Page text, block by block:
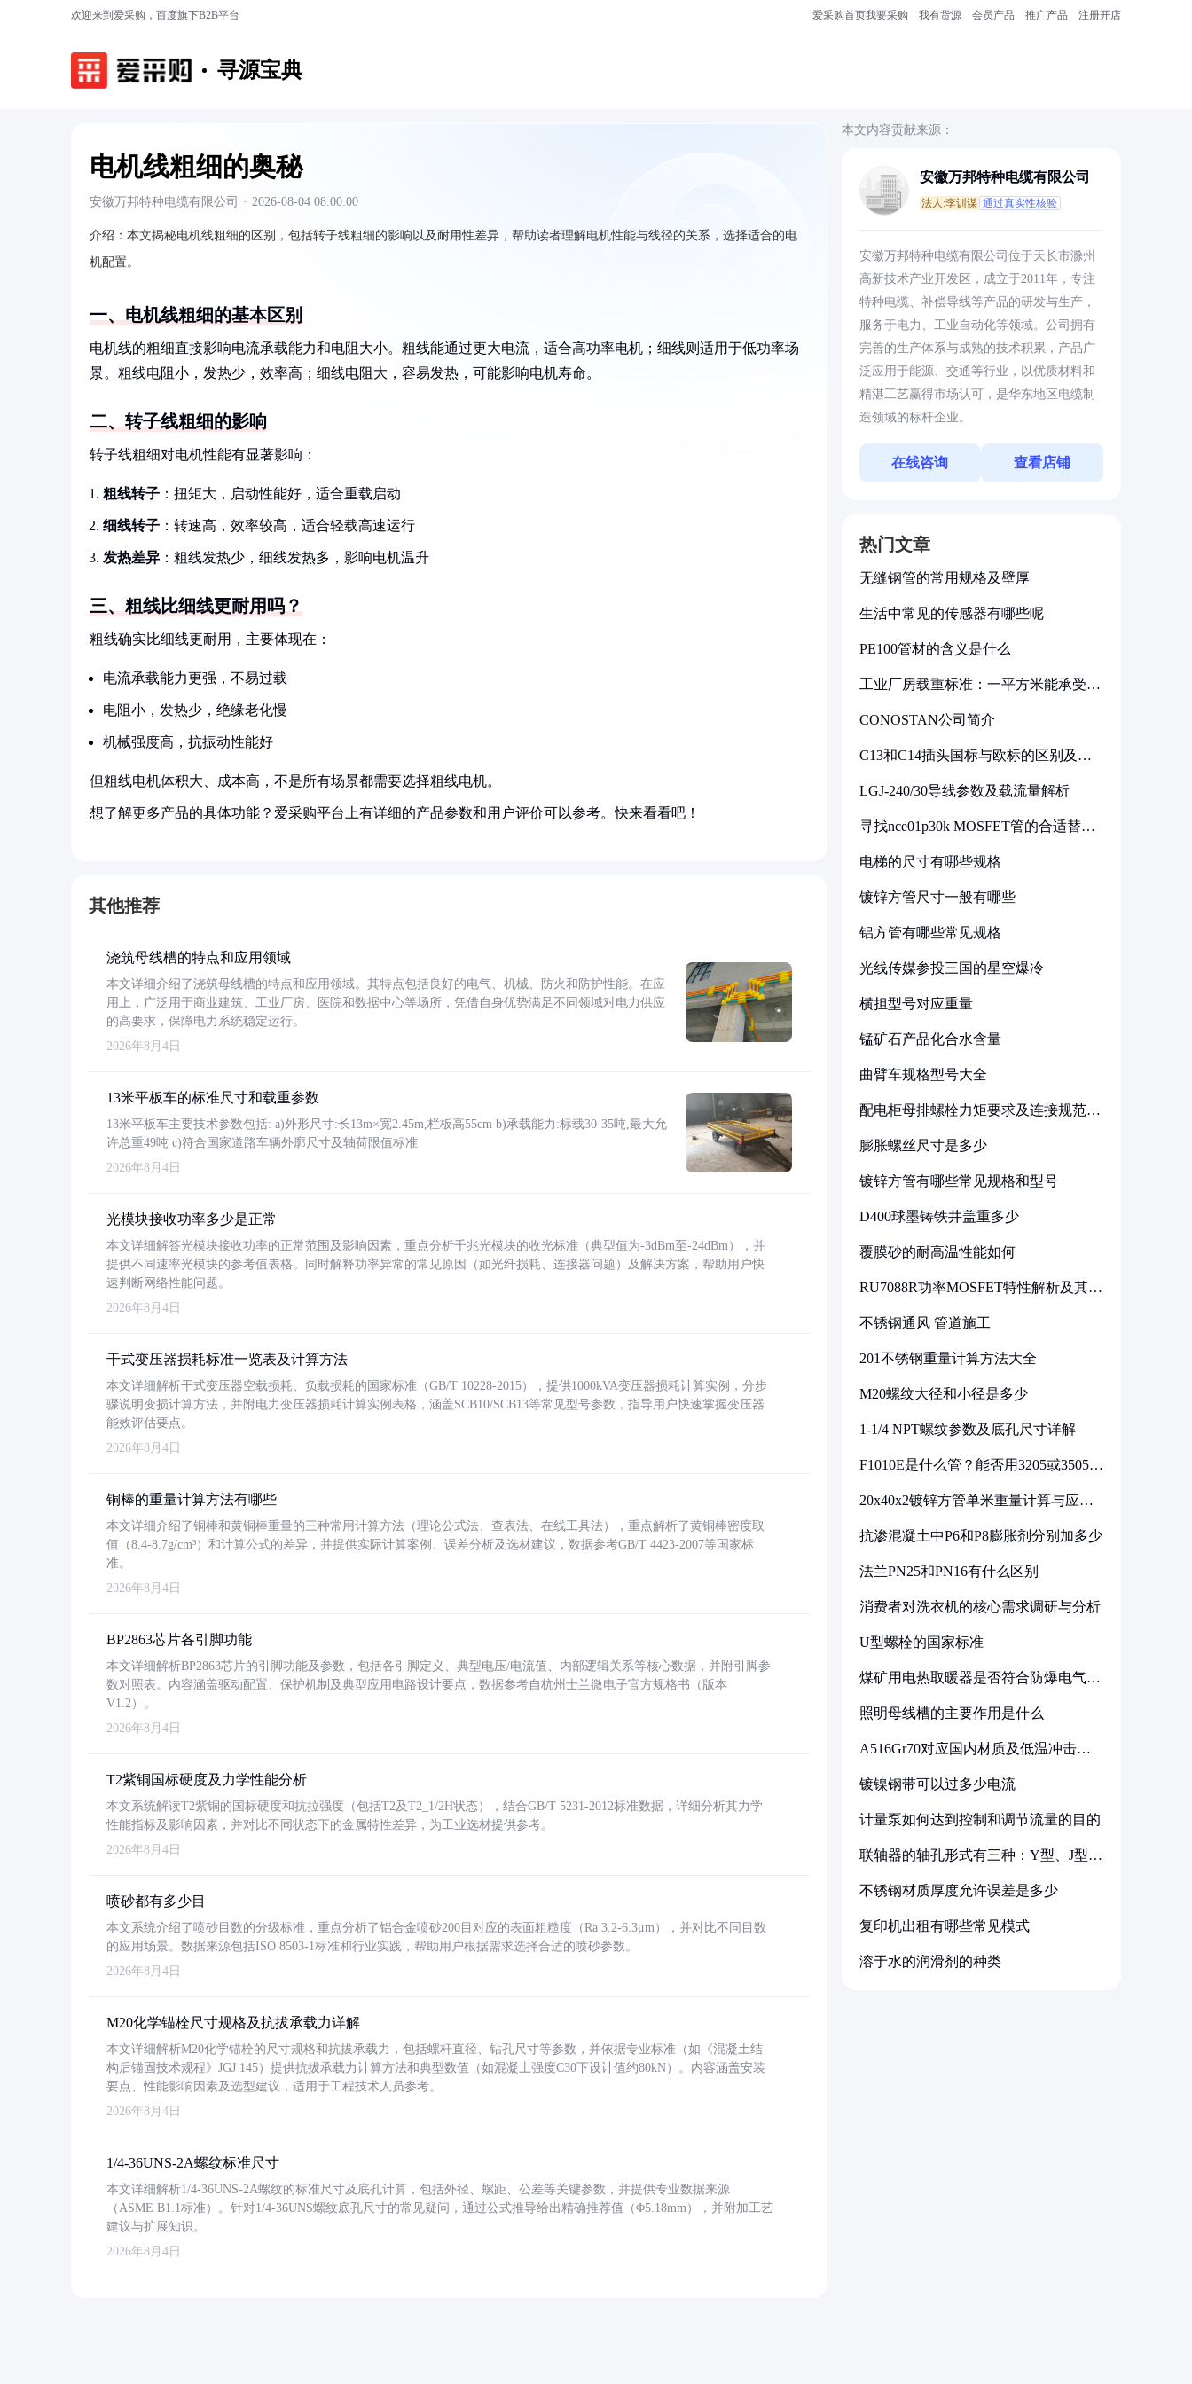
欢迎来到爱采购，百度旗下B2B平台 爱采购首页我要采购 我有货源 会员产品 推广产品 注册开店
寻源宝典
电机线粗细的奥秘
安徽万邦特种电缆有限公司 · 2026-08-04 08:00:00
介绍： 本文揭秘电机线粗细的区别，包括转子线粗细的影响以及耐用性差异，帮助读者理解电机性能与线径的关系，选择适合的电
机配置。
一、电机线粗细的基本区别
电机线的粗细直接影响电流承载能力和电阻大小。粗线能通过更大电流，适合高功率电机；细线则适用于低功率场
景。粗线电阻小，发热少，效率高；细线电阻大，容易发热，可能影响电机寿命。
二、转子线粗细的影响
转子线粗细对电机性能有显著影响：
粗线转子 ：扭矩大，启动性能好，适合重载启动
细线转子 ：转速高，效率较高，适合轻载高速运行
发热差异 ：粗线发热少，细线发热多，影响电机温升
三、粗线比细线更耐用吗？
粗线确实比细线更耐用，主要体现在：
电流承载能力更强，不易过载
电阻小，发热少，绝缘老化慢
机械强度高，抗振动性能好
但粗线电机体积大、成本高，不是所有场景都需要选择粗线电机。
想了解更多产品的具体功能？爱采购平台上有详细的产品参数和用户评价可以参考。快来看看吧！
其他推荐
浇筑母线槽的特点和应用领域
本文详细介绍了浇筑母线槽的特点和应用领域。其特点包括良好的电气、机械、防火和防护性能。在应
用上，广泛用于商业建筑、工业厂房、医院和数据中心等场所，凭借自身优势满足不同领域对电力供应
的高要求，保障电力系统稳定运行。
2026年8月4日
13米平板车的标准尺寸和载重参数
13米平板车主要技术参数包括: a)外形尺寸:长13m×宽2.45m,栏板高55cm b)承载能力:标载30-35吨,最大允
许总重49吨 c)符合国家道路车辆外廓尺寸及轴荷限值标准
2026年8月4日
光模块接收功率多少是正常
本文详细解答光模块接收功率的正常范围及影响因素，重点分析千兆光模块的收光标准（典型值为-3dBm至-24dBm），并
提供不同速率光模块的参考值表格。同时解释功率异常的常见原因（如光纤损耗、连接器问题）及解决方案，帮助用户快
速判断网络性能问题。
2026年8月4日
干式变压器损耗标准一览表及计算方法
本文详细解析干式变压器空载损耗、负载损耗的国家标准（GB/T 10228-2015），提供1000kVA变压器损耗计算实例，分步
骤说明变损计算方法，并附电力变压器损耗计算实例表格，涵盖SCB10/SCB13等常见型号参数，指导用户快速掌握变压器
能效评估要点。
2026年8月4日
铜棒的重量计算方法有哪些
本文详细介绍了铜棒和黄铜棒重量的三种常用计算方法（理论公式法、查表法、在线工具法），重点解析了黄铜棒密度取
值（8.4-8.7g/cm³）和计算公式的差异，并提供实际计算案例、误差分析及选材建议，数据参考GB/T 4423-2007等国家标
准。
2026年8月4日
BP2863芯片各引脚功能
本文详细解析BP2863芯片的引脚功能及参数，包括各引脚定义、典型电压/电流值、内部逻辑关系等核心数据，并附引脚参
数对照表。内容涵盖驱动配置、保护机制及典型应用电路设计要点，数据参考自杭州士兰微电子官方规格书（版本
V1.2）。
2026年8月4日
T2紫铜国标硬度及力学性能分析
本文系统解读T2紫铜的国标硬度和抗拉强度（包括T2及T2_1/2H状态），结合GB/T 5231-2012标准数据，详细分析其力学
性能指标及影响因素，并对比不同状态下的金属特性差异，为工业选材提供参考。
2026年8月4日
喷砂都有多少目
本文系统介绍了喷砂目数的分级标准，重点分析了铝合金喷砂200目对应的表面粗糙度（Ra 3.2-6.3μm），并对比不同目数
的应用场景。数据来源包括ISO 8503-1标准和行业实践，帮助用户根据需求选择合适的喷砂参数。
2026年8月4日
M20化学锚栓尺寸规格及抗拔承载力详解
本文详细解析M20化学锚栓的尺寸规格和抗拔承载力，包括螺杆直径、钻孔尺寸等参数，并依据专业标准（如《混凝土结
构后锚固技术规程》JGJ 145）提供抗拔承载力计算方法和典型数值（如混凝土强度C30下设计值约80kN）。内容涵盖安装
要点、性能影响因素及选型建议，适用于工程技术人员参考。
2026年8月4日
1/4-36UNS-2A螺纹标准尺寸
本文详细解析1/4-36UNS-2A螺纹的标准尺寸及底孔计算，包括外径、螺距、公差等关键参数，并提供专业数据来源
（ASME B1.1标准）。针对1/4-36UNS螺纹底孔尺寸的常见疑问，通过公式推导给出精确推荐值（Φ5.18mm），并附加工艺
建议与扩展知识。
2026年8月4日
本文内容贡献来源：
安徽万邦特种电缆有限公司
法人:李训谋 通过真实性核验
安徽万邦特种电缆有限公司位于天长市滁州
高新技术产业开发区，成立于2011年，专注
特种电缆、补偿导线等产品的研发与生产，
服务于电力、工业自动化等领域。公司拥有
完善的生产体系与成熟的技术积累，产品广
泛应用于能源、交通等行业，以优质材料和
精湛工艺赢得市场认可，是华东地区电缆制
造领域的标杆企业。
在线咨询 查看店铺
热门文章
无缝钢管的常用规格及壁厚
生活中常见的传感器有哪些呢
PE100管材的含义是什么
工业厂房载重标准：一平方米能承受多
CONOSTAN公司简介
C13和C14插头国标与欧标的区别及其
LGJ-240/30导线参数及载流量解析
寻找nce01p30k MOSFET管的合适替代
电梯的尺寸有哪些规格
镀锌方管尺寸一般有哪些
铝方管有哪些常见规格
光线传媒参投三国的星空爆冷
横担型号对应重量
锰矿石产品化合水含量
曲臂车规格型号大全
配电柜母排螺栓力矩要求及连接规范详
膨胀螺丝尺寸是多少
镀锌方管有哪些常见规格和型号
D400球墨铸铁井盖重多少
覆膜砂的耐高温性能如何
RU7088R功率MOSFET特性解析及其在
不锈钢通风 管道施工
201不锈钢重量计算方法大全
M20螺纹大径和小径是多少
1-1/4 NPT螺纹参数及底孔尺寸详解
F1010E是什么管？能否用3205或3505代
20x40x2镀锌方管单米重量计算与应用
抗渗混凝土中P6和P8膨胀剂分别加多少
法兰PN25和PN16有什么区别
消费者对洗衣机的核心需求调研与分析
U型螺栓的国家标准
煤矿用电热取暖器是否符合防爆电气设
照明母线槽的主要作用是什么
A516Gr70对应国内材质及低温冲击要
镀镍钢带可以过多少电流
计量泵如何达到控制和调节流量的目的
联轴器的轴孔形式有三种：Y型、J型、
不锈钢材质厚度允许误差是多少
复印机出租有哪些常见模式
溶于水的润滑剂的种类